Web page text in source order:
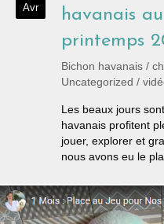
Avr
havanais
printemps
Bichon havanais /
Uncategorized /
Les beaux jours
havanais profitent
jouer, explorer et
nous avons eu le